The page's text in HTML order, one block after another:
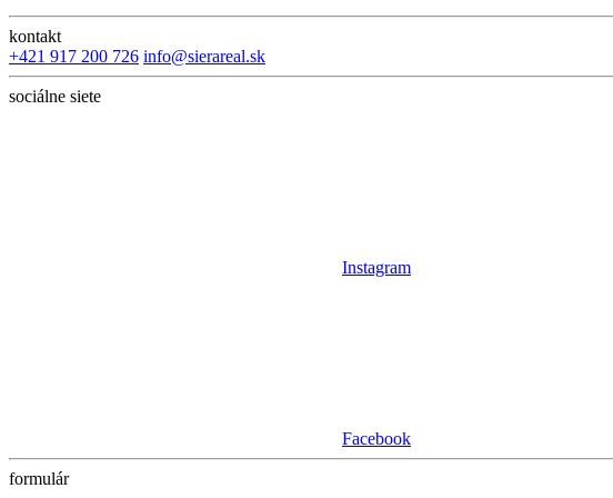
kontakt
+421 917 200 726 info@sierareal.sk
sociálne siete
Instagram
Facebook
formulár